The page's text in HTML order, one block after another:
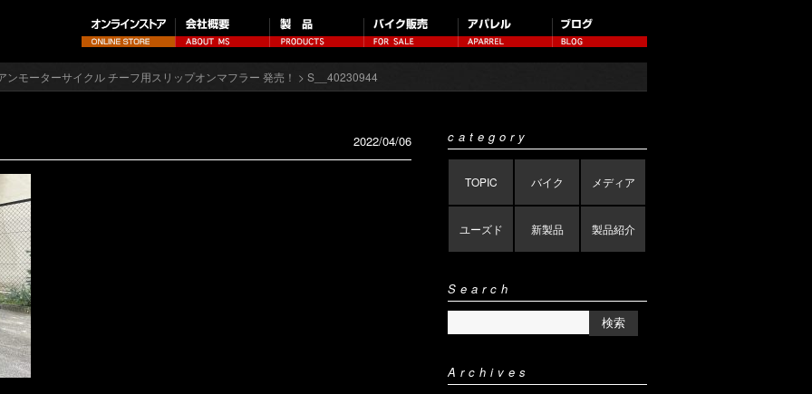
ンモーターサイクル チーフ用スリップオンマフラー 発売！ > S__40230944
2022/04/06 category
TOPIC バイク メディア
ユーズド 新製品 製品紹介
Search
Archives